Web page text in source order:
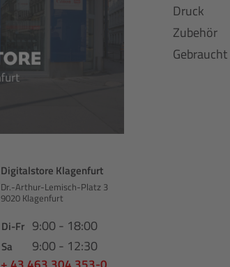
Digitalstore Klagenfurt
Dr.-Arthur-Lemisch-Platz 3
9020 Klagenfurt
Di-Fr 9:00 - 18:00
Sa 9:00 - 12:30
Druck
Zubehör
Gebraucht